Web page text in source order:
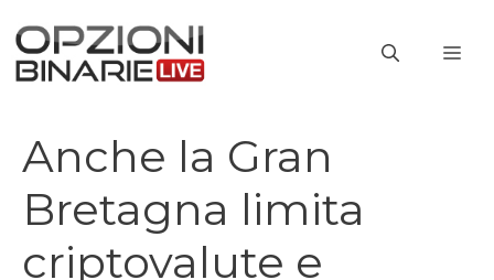
contenuto
Anche la Gran
Bretagna limita
criptovalute e